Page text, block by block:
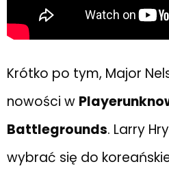
Krótko po tym, Major
nowości w
Battlegrounds. Larry
wybrać się do